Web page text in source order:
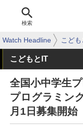
検索
Watch Headline こど
こどもとIT
全国小中学生
プログラミン
月1日募集開始